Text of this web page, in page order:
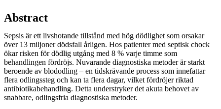
Abstract
Sepsis är ett livshotande tillstånd med hög dödlighet som orsakar
över 13 miljoner dödsfall årligen. Hos patienter med septisk chock
ökar risken för dödlig utgång med 8 % varje timme som
behandlingen fördröjs. Nuvarande diagnostiska metoder är starkt
beroende av blododling – en tidskrävande process som innefattar
flera odlingssteg och kan ta flera dagar, vilket fördröjer riktad
antibiotikabehandling. Detta understryker det akuta behovet av
snabbare, odlingsfria diagnostiska metoder.